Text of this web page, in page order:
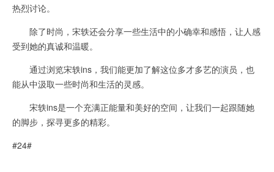
热烈讨论。
除了时尚，宋轶还会分享一些生活中的小确幸和感悟，让人感
受到她的真诚和温暖。
通过浏览宋轶ins，我们能更加了解这位多才多艺的演员，也
能从中汲取一些时尚和生活的灵感。
宋轶ins是一个充满正能量和美好的空间，让我们一起跟随她
的脚步，探寻更多的精彩。
#24#